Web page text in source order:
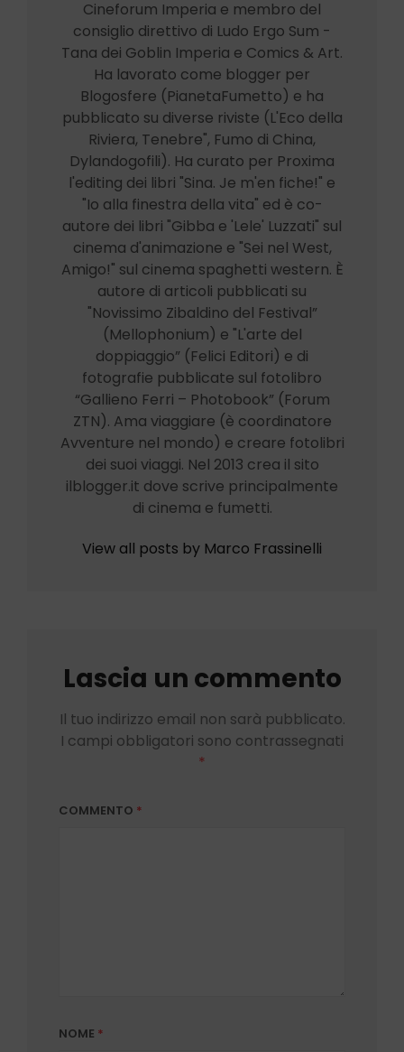
Cineforum Imperia e membro del
consiglio direttivo di Ludo Ergo Sum -
Tana dei Goblin Imperia e Comics & Art.
Ha lavorato come blogger per
Blogosfere (PianetaFumetto) e ha
pubblicato su diverse riviste (L'Eco della
Riviera, Tenebre", Fumo di China,
Dylandogofili). Ha curato per Proxima
l'editing dei libri "Sina. Je m'en fiche!" e
"Io alla finestra della vita" ed è co-
autore dei libri "Gibba e 'Lele' Luzzati" sul
cinema d'animazione e "Sei nel West,
Amigo!" sul cinema spaghetti western. È
autore di articoli pubblicati su
"Novissimo Zibaldino del Festival”
(Mellophonium) e "L'arte del
doppiaggio” (Felici Editori) e di
fotografie pubblicate sul fotolibro
“Gallieno Ferri – Photobook” (Forum
ZTN). Ama viaggiare (è coordinatore
Avventure nel mondo) e creare fotolibri
dei suoi viaggi. Nel 2013 crea il sito
ilblogger.it dove scrive principalmente
di cinema e fumetti.
View all posts by Marco Frassinelli
Lascia un commento
Il tuo indirizzo email non sarà pubblicato.
I campi obbligatori sono contrassegnati
*
COMMENTO *
NOME *